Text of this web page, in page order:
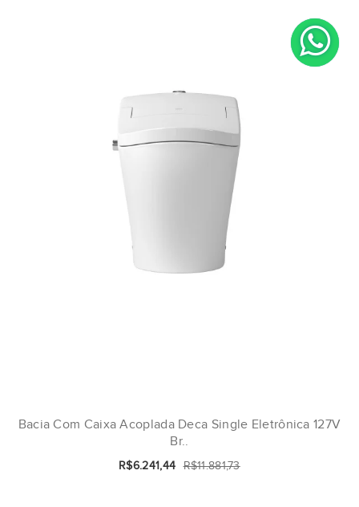
Bacia Com Caixa Acoplada Deca Single Eletrônica 127V
Br..
R$6.241,44 R$11.881,73